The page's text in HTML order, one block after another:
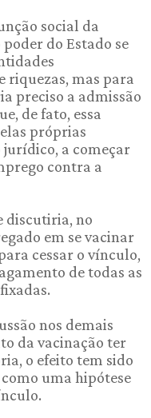
social da
do Estado se
riquezas, mas para
preciso a admissão
de fato, essa
próprias
jurídico, a começar
contra a
discutiria, no
em se vacinar
cessar o vínculo,
de todas as
nos demais
da vacinação ter
o efeito tem sido
uma hipótese